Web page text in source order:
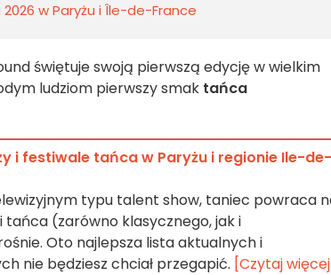
w Paryżu i Île-de-France
świętuje swoją pierwszą edycję w wielkim
ludziom pierwszy smak tańca
i festiwale tańca w Paryżu i regionie Ile-de-
typu talent show, taniec powraca
(zarówno klasycznego, jak i
Oto najlepsza lista aktualnych i
nie będziesz chciał przegapić. [Czytaj